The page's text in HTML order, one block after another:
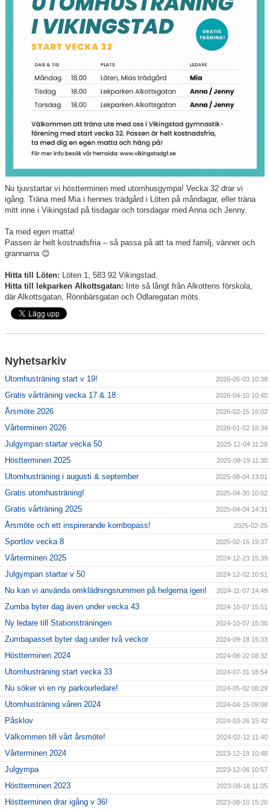
Dokument
Nu tjuvstartar vi höstterminen med utomhusgympa! Vecka 32 drar vi
igång. Träna med Mia i hennes trädgård i Löten på måndagar, eller träna
mitt inne i Vikingstad på tisdagar och torsdagar med Anna och Jenny.
Ta med egen matta!
Passen är helt kostnadsfria – så passa på att ta med familj, vänner och
grannarna 😊
Hitta till Löten: Löten 1, 583 92 Vikingstad.
Hitta till lekparken Alkottsgatan: Inte så långt från Alkottens förskola,
där Alkottsgatan, Rönnbärsgatan och Odlaregatan möts.
Nyhetsarkiv
Utomhusträning start v 19! 2026-05-03 10:38
Gratis vårträning vecka 17 & 18 2026-04-10 10:40
Årsmöte 2026 2026-02-15 16:02
Vårterminen 2026 2026-01-02 18:34
Julgympan startar vecka 50 2025-12-04 11:28
Höstterminen 2025 2025-08-19 11:30
Utomhusträning i augusti & september 2025-08-04 13:01
Gratis utomhusträning! 2025-04-30 10:02
Gratis vårträning 2025 2025-04-04 14:31
Årsmöte och ett inspirerande kombopass! 2025-02-25
Sportlov vecka 8 2025-02-16 19:37
Vårterminen 2025 2024-12-23 15:39
Julgympan startar v 50 2024-12-02 10:51
Nu kan vi använda omklädningsrummen på helgerna igen! 2024-11-07 14:49
Zumba byter dag även under vecka 43 2024-10-07 15:51
Ny ledare till Stationsträningen 2024-10-07 15:00
Zumbapasset byter dag under två veckor 2024-09-18 15:33
Höstterminen 2024 2024-08-22 08:32
Utomhusträning start vecka 33 2024-07-31 18:54
Nu söker vi en ny parkourledare! 2024-05-02 08:29
Utomhusträning våren 2024 2024-04-15 09:08
Påsklov 2024-03-26 15:42
Välkommen till vårt årsmöte! 2024-02-12 11:40
Vårterminen 2024 2023-12-19 10:48
Julgympa 2023-12-06 10:57
Höstterminen 2023 2023-08-18 11:05
Höstterminen drar igång v 36! 2023-08-10 15:20